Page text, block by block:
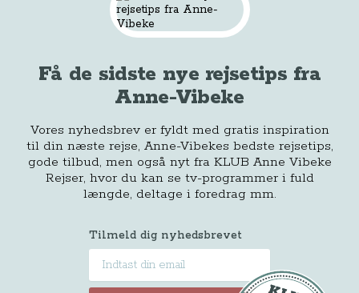
Få de sidste nye rejsetips fra
Anne-Vibeke
Vores nyhedsbrev er fyldt med gratis inspiration
til din næste rejse, Anne-Vibekes bedste rejsetips,
gode tilbud, men også nyt fra KLUB Anne Vibeke
Rejser, hvor du kan se tv-programmer i fuld
længde, deltage i foredrag mm.
Tilmeld dig nyhedsbrevet